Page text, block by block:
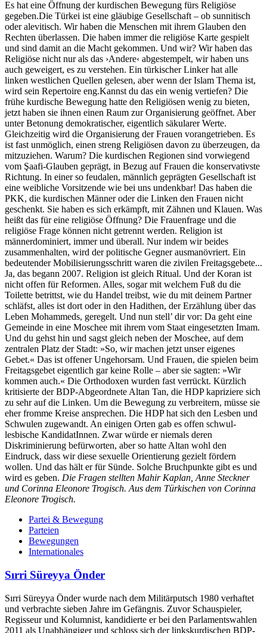
Es hat eine Öffnung der kurdischen Bewegung fürs Religiöse
gegeben.Die Türkei ist eine gläubige Gesellschaft – ob sunnitisch
oder alevitisch. Wir haben die Menschen mit ihrem Glauben den
Rechten überlassen. Die haben immer die religiöse Karte gespielt
und sind damit an die Macht gekommen. Und wir? Wir haben das
Religiöse nicht nur als das ›Andere‹ abgestempelt, wir haben uns
auch geweigert, es zu verstehen. Ein türkischer Linker hat alle
linken westlichen Quellen gelesen, aber wenn der Islam Thema ist,
wird sein Repertoire eng.Kannst du das ein wenig vertiefen? Die
frühe kurdische Bewegung hatte den Religiösen wenig zu bieten,
jetzt haben sie ihnen einen Raum zur Organisierung geöffnet. Aber
unter Betonung demokratischer, eigentlich säkularer Werte.
Gleichzeitig wird die Organisierung der Frauen vorangetrieben. Es
ist fast unmöglich, einen streng Religiösen davon zu überzeugen, da
mitzuziehen. Warum? Die kurdischen Regionen sind vorwiegend
vom Şaafi-Glauben geprägt, in Bezug auf Frauen die konservativste
Richtung. In einer so feudalen, männlich geprägten Gesellschaft ist
eine weibliche Vorsitzende wie bei uns undenkbar! Das haben die
PKK, die kurdischen Männer oder die Linken den Frauen nicht
geschenkt. Sie haben es sich erkämpft, mit Zähnen und Klauen. Was
heißt das für eine religiöse Öffnung? Die Frauenfrage und die
religiöse Frage können nicht getrennt werden. Religion ist
männerdominiert, immer und überall. Nur indem wir beides
zusammenhalten, wird der politische Gegner ausmanövriert. Ein
bedeutender Mobilisierungsschritt waren die zivilen Freitagsgebete...
Ja, das begann 2007. Religion ist gleich Ritual. Und der Koran ist
nicht offen für Reformen. Alles, sogar mit welchem Fuß du die
Toilette betrittst, wie du Handel treibst, wie du mit deinem Partner
schläfst, alles ist dort oder in den Hadithen, der Erzählung über das
Leben Mohammeds, geregelt. Und nun stell’ dir vor: Da geht eine
Gemeinde in eine Moschee mit ihrem vom Staat eingesetzten Imam.
Und du gehst hin und sagst gleich neben der Moschee, auf dem
zentralen Platz der Stadt: »So, wir machen jetzt unser eigenes
Gebet.« Das ist offener Ungehorsam. Und Frauen, die spielen beim
Freitagsgebet eigentlich gar keine Rolle – aber sie sagten: »Wir
kommen auch.« Die Orthodoxen wurden fast verrückt. Kürzlich
kritisierte der BDP-Abgeordnete Altan Tan, die HDP kapriziere sich
zu sehr auf die Linken. Um die Bewegung zu verbreitern, müsse sie
eher fromme Kreise ansprechen. Die HDP hat sich den Lesben und
Schwulen zugewandt. An einigen Orten gab es offen schwul-
lesbische KandidatInnen. Zwar würde er niemals deren
Diskriminierung befürworten, aber so hatte Altan wohl den
Eindruck, dass wir diese sexuelle Orientierung gezielt fördern
wollen. Und das hält er für Sünde. Solche Bruchpunkte gibt es und
wird es geben. Die Fragen stellten Mahir Kaplan, Anne Steckner
und Corinna Eleonore Trogisch. Aus dem Türkischen von Corinna
Eleonore Trogisch.
Partei & Bewegung
Parteien
Bewegungen
Internationales
Sırri Süreyya Önder
Sırri Süreyya Önder wurde nach dem Militärputsch 1980 verhaftet
und verbrachte sieben Jahre im Gefängnis. Zuvor Schauspieler,
Regisseur und Kolumnist, kandidierte er bei den Parlamentswahlen
2011 als Unabhängiger und schloss sich der linkskurdischen BDP-